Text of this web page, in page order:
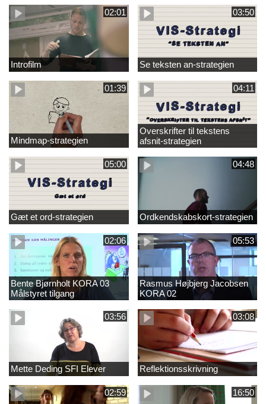
02:01
Introfilm
03:50
Se teksten an-strategien
01:39
Mindmap-strategien
04:11
Overskrifter til tekstens
afsnit-strategien
05:00
Gæt et ord-strategien
04:48
Ordkendskabskort-strategien
02:06
Bente Bjørnholt KORA 03
Målstyret tilgang
05:53
Rasmus Højbjerg Jacobsen
KORA 02
03:56
Mette Deding SFI Elever
03:08
Reflektionsskrivning
02:59 16:50